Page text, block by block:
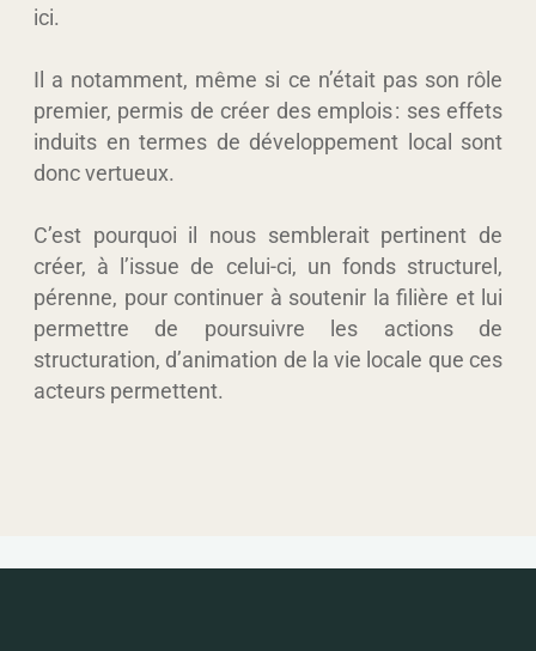
ici.
Il a notamment, même si ce n’était pas son rôle
premier, permis de créer des emplois : ses effets
induits en termes de développement local sont
donc vertueux.
C’est pourquoi il nous semblerait pertinent de
créer, à l’issue de celui-ci, un fonds structurel,
pérenne, pour continuer à soutenir la filière et lui
permettre de poursuivre les actions de
structuration, d’animation de la vie locale que ces
acteurs permettent.